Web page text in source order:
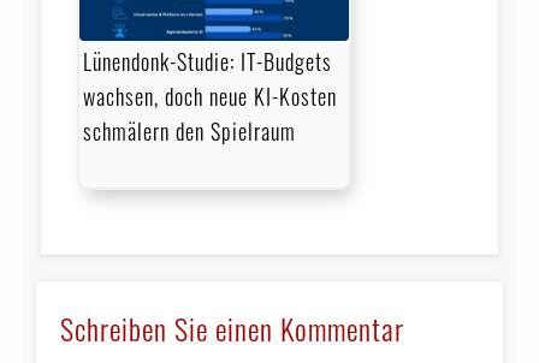
Lünendonk-Studie: IT-Budgets
wachsen, doch neue KI-Kosten
schmälern den Spielraum
Schreiben Sie einen Kommentar